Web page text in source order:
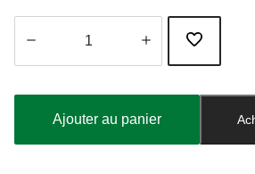
à
Ajouter au panier